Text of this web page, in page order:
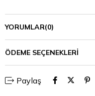
YORUMLAR(0)
ÖDEME SEÇENEKLERI
Paylaş